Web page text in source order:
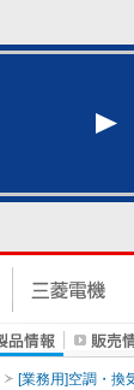
[業務用]空調・換